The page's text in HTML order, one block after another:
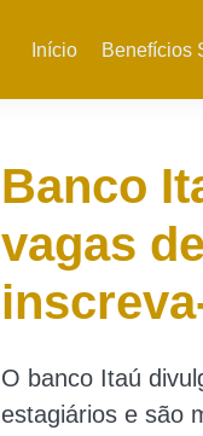
Início Benefícios
Banco
vagas
O banco Itaú
estagiários e são